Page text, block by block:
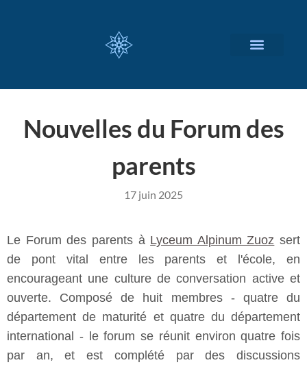
Nouvelles du Forum des
parents
17 juin 2025
Le Forum des parents à Lyceum Alpinum Zuoz sert
de pont vital entre les parents et l'école, en
encourageant une culture de conversation active et
ouverte. Composé de huit membres - quatre du
département de maturité et quatre du département
international - le forum se réunit environ quatre fois
par an, et est complété par des discussions